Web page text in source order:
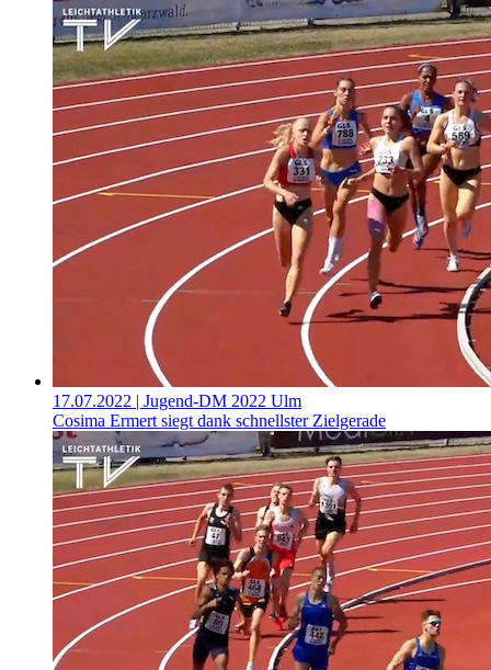
17.07.2022 | Jugend-DM 2022 Ulm
Cosima Ermert siegt dank schnellster Zielgerade